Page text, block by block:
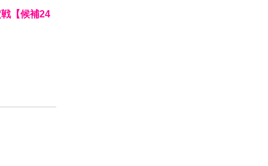
【候補24